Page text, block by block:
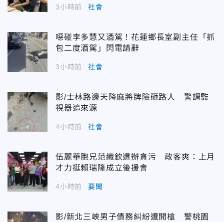
3小時前 社會
噁碰李多慧又酒駕！花蓮鄉長室副主任「抓
包二度酒駕」閃電請辭
3小時前 社會
影/士林路邊天降麻將牌險砸路人 警調監
視器追來源
4小時前 社會
伍麗華胞兄范織欽遭辦貪污 政客爽：上月
才力挺賴瑞隆成立後援會
4小時前 要聞
影/新北三峽男子債務糾紛遭開槍 警桃園